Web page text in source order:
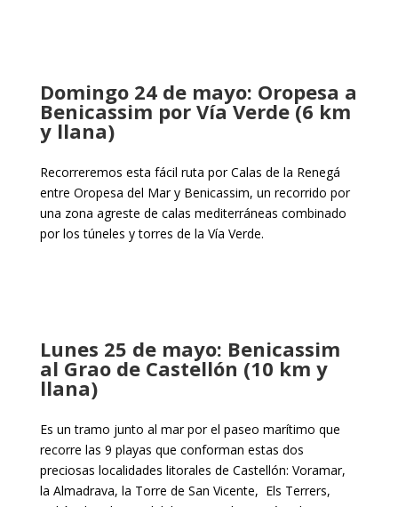
Domingo 24 de mayo: Oropesa a
Benicassim por Vía Verde (6 km
y llana)
Recorreremos esta fácil ruta por Calas de la Renegá
entre Oropesa del Mar y Benicassim, un recorrido por
una zona agreste de calas mediterráneas combinado
por los túneles y torres de la Vía Verde.
Lunes 25 de mayo: Benicassim
al Grao de Castellón (10 km y
llana)
Es un tramo junto al mar por el paseo marítimo que
recorre las 9 playas que conforman estas dos
preciosas localidades litorales de Castellón: Voramar,
la Almadrava, la Torre de San Vicente, Els Terrers,